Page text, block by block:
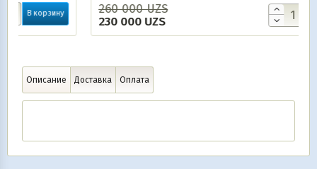
260 000
UZS
230 000
UZS В корзину
Описание Доставка Оплата